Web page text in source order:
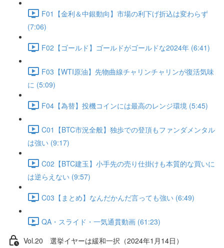
F01【金利＆中銀動向】市場の利下げ折込は変わらず
(7:06)
F02【ゴールド】ゴールドがゴールドな2024年 (6:41)
F03【WTI原油】先物曲線チャリンチャリンが復活気味
に (5:09)
F04【為替】投機コインには最高のレンジ環境 (5:45)
C01【BTC市況全般】独歩での登頂もファンダメンタル
は強い (9:17)
C02【BTC建玉】小手先の売り仕掛けも本質的な買いに
は逆らえない (9:57)
C03【まとめ】なんだかんだ言っても強い (6:49)
QA・スライド・一気通貫動画 (61:23)
Vol.20 選挙イヤーは緩和一択（2024年1月14日）